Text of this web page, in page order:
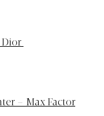
Dior
– Max Factor